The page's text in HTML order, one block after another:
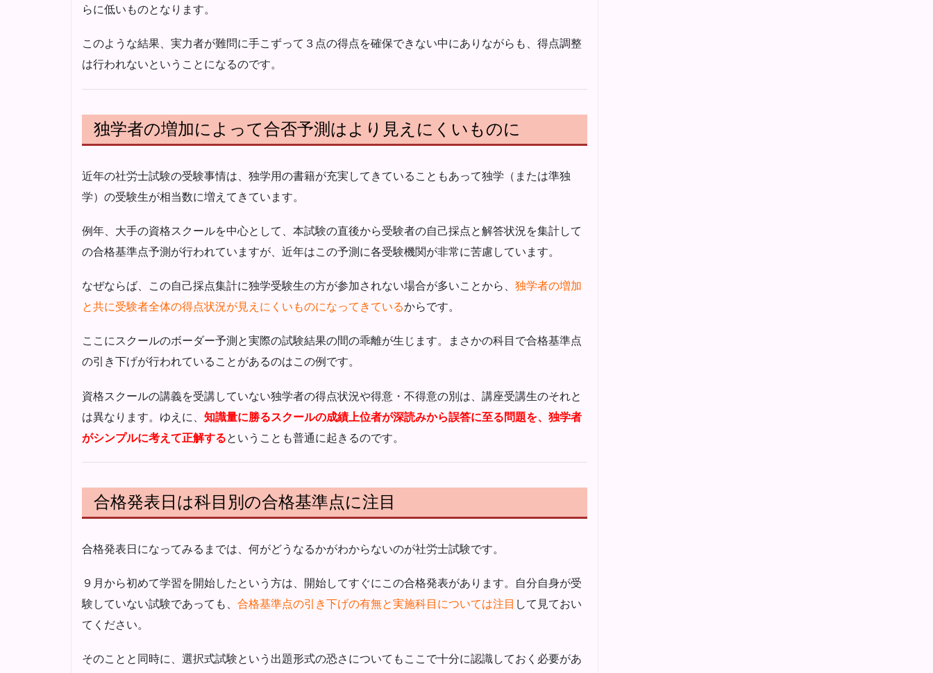
らに低いものとなります。
このような結果、実力者が難問に手こずって３点の得点を確保できない中にありながらも、得点調整
は行われないということになるのです。
独学者の増加によって合否予測はより見えにくいものに
近年の社労士試験の受験事情は、独学用の書籍が充実してきていることもあって独学（または準独
学）の受験生が相当数に増えてきています。
例年、大手の資格スクールを中心として、本試験の直後から受験者の自己採点と解答状況を集計して
の合格基準点予測が行われていますが、近年はこの予測に各受験機関が非常に苦慮しています。
なぜならば、この自己採点集計に独学受験生の方が参加されない場合が多いことから、 独学者の増加
と共に受験者全体の得点状況が見えにくいものになってきているからです。
ここにスクールのボーダー予測と実際の試験結果の間の乖離が生じます。まさかの科目で合格基準点
の引き下げが行われていることがあるのはこの例です。
資格スクールの講義を受講していない独学者の得点状況や得意・不得意の別は、講座受講生のそれと
は異なります。ゆえに、 知識量に勝るスクールの成績上位者が深読みから誤答に至る問題を、独学者
がシンプルに考えて正解するということも普通に起きるのです。
合格発表日は科目別の合格基準点に注目
合格発表日になってみるまでは、何がどうなるかがわからないのが社労士試験です。
９月から初めて学習を開始したという方は、開始してすぐにこの合格発表があります。自分自身が受
験していない試験であっても、 合格基準点の引き下げの有無と実施科目については注目 して見ておい
てください。
そのことと同時に、選択式試験という出題形式の恐さについてもここで十分に認識しておく必要があ